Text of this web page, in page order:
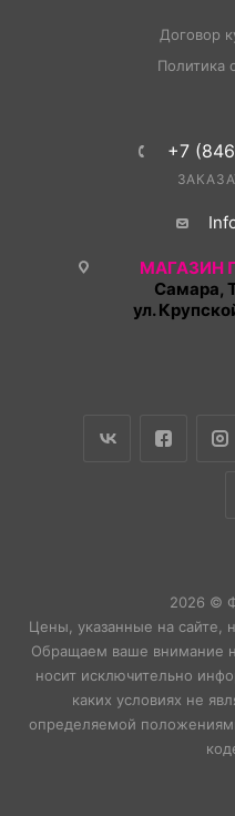
Договор
Политика
+7
МАГАЗИН
Самара,
ул.
2026 ©
Цены, указанные на сайте,
Обращаем ваше внимание
носит исключительно
каких условиях не
определяемой